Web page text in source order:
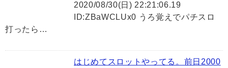
2020/08/30(日) 22:21:06.19
ID:ZBaWCLUx0 うろ覚えでパチスロ
打ったら…
はじめてスロットやってる。前日2000